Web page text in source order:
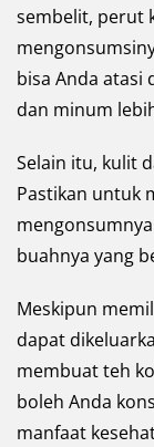
sembelit, perut
bisa Anda atasi
dan minum
Selain itu, kulit
Pastikan untuk
buahnya yang
Meskipun
dapat
membuat teh
boleh Anda
manfaat